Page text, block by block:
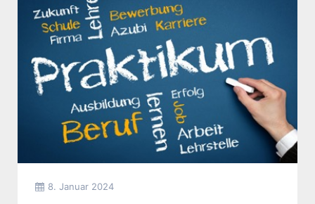
8. Januar 2024